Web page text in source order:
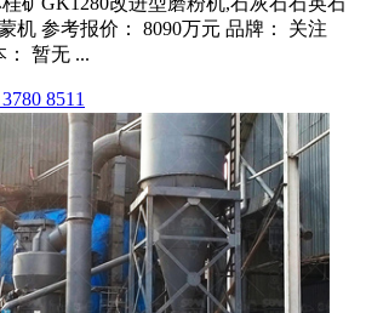
机 参考报价： 8090万元 品牌： 关注
： 暂无 ...
8511